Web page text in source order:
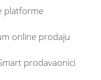
platforme
online prodaju
prodavaonici